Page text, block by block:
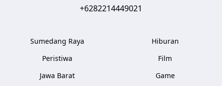
+6282214449021
Sumedang Raya
Peristiwa
Jawa Barat
Hiburan
Film
Game